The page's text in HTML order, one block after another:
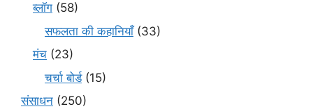
ब्लॉग (58)
सफलता की कहानियाँ(33)
मंच (23)
चर्चा बोर्ड(15)
संसाधन (250)